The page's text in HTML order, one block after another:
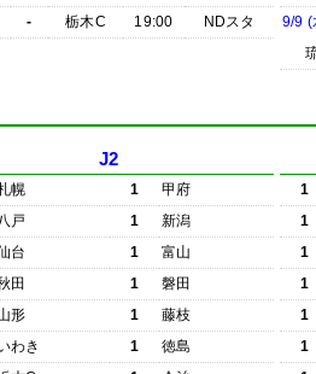
- 栃木C 19:00 NDスタ
9/9 (
J2
幌 1
甲府
戸 1
新潟
台 1
富山
田 1
磐田
形 1
藤枝
わき 1
徳島
1
1
1
1
1
1